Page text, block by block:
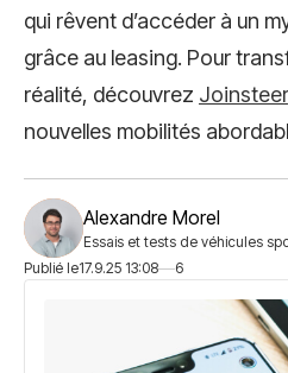
qui rêvent d’accéder à un
grâce au leasing. Pour
réalité, découvrez Joinsteer
nouvelles mobilités
Alexandre Morel
Essais et tests de véhicules
Publié le17.9.25 13:08 6